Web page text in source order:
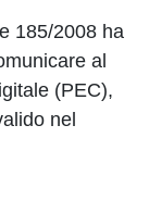
185/2008 ha
al
(PEC),
nel